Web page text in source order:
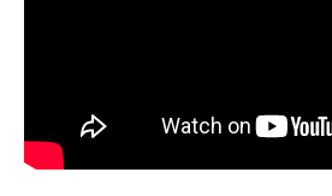
講師実績